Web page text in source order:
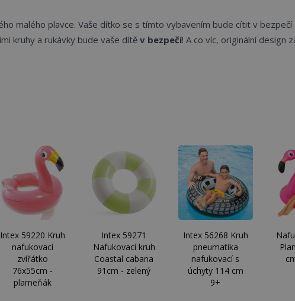
malého plavce. Vaše dítko se s tímto vybavením bude cítit v bezpečí
kruhy a rukávky bude vaše dítě v bezpečí! A co víc, originální design
Intex 59220 Kruh
nafukovací
zvířátko
76x55cm -
plameňák
Intex 59271
Nafukovací kruh
Coastal cabana
91cm - zelený
Intex 56268 Kruh
pneumatika
nafukovací s
úchyty 114 cm
9+